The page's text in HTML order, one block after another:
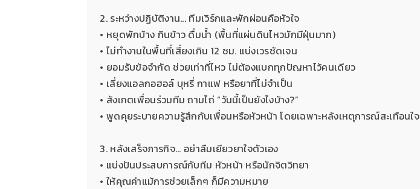
2. ระหว่างปฏิบัติงาน... ทีมเวิร์กและพักผ่อนคือหัวใจ
• หยุดพักบ้าง กินข้าว ดื่มน้ำ (พื้นที่แผ่นดินไหวมักมีฝุ่นมาก)
• ไม่ทำงานในพื้นที่เสี่ยงเกิน 12 ชม. แบ่งเวรชัดเจน
• ยอมรับข้อจำกัด ช่วยเท่าที่ไหว ไม่ต้องแบกทุกปัญหาไว้คนเดียว
• เลี่ยงแอลกอฮอล์ บุหรี่ กาแฟ หรือยาที่ไม่จำเป็น
• สังเกตเพื่อนร่วมทีม ถามไถ่ “วันนี้เป็นยังไงบ้าง?”
• พูดคุยระบายความรู้สึกกับเพื่อนหรือหัวหน้า โดยเฉพาะหลังเหตุการณ์สะเทือนใจ
3. หลังเสร็จภารกิจ... อย่าลืมเยียวยาใจตัวเอง
• แบ่งปันประสบการณ์กับทีม หัวหน้า หรือนักจิตวิทยา
• ให้คุณค่าแม้การช่วยเล็กๆ ก็มีความหมาย